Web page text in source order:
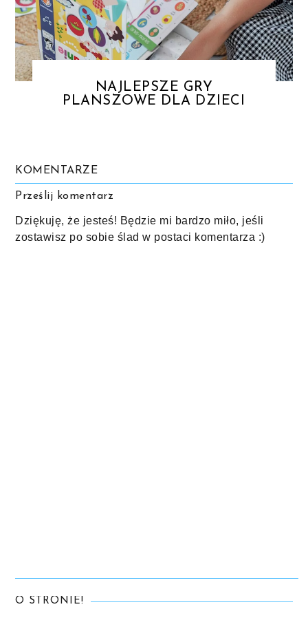
NAJLEPSZE GRY
PLANSZOWE DLA DZIECI
KOMENTARZE
Prześlij komentarz
Dziękuję, że jesteś! Będzie mi bardzo miło, jeśli
zostawisz po sobie ślad w postaci komentarza :)
O STRONIE!